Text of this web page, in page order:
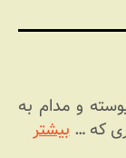
و مدام به
که …بیشتر